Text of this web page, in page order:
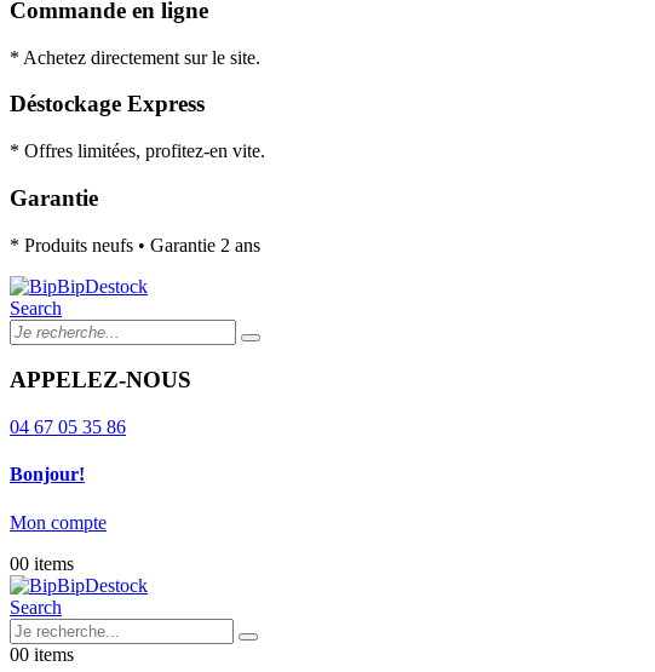
Commande en ligne
* Achetez directement sur le site.
Déstockage Express
* Offres limitées, profitez-en vite.
Garantie
* Produits neufs • Garantie 2 ans
Search
APPELEZ-NOUS
04 67 05 35 86
Bonjour!
Mon compte
00 items
Search
00 items